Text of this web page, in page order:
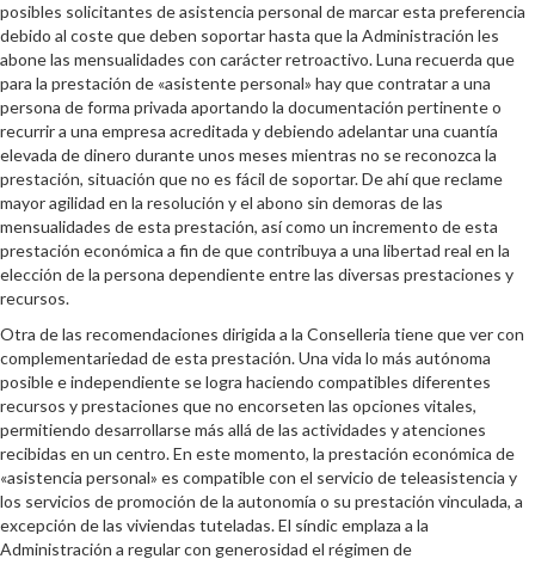
posibles solicitantes de asistencia personal de marcar esta preferencia
debido al coste que deben soportar hasta que la Administración les
abone las mensualidades con carácter retroactivo. Luna recuerda que
para la prestación de «asistente personal» hay que contratar a una
persona de forma privada aportando la documentación pertinente o
recurrir a una empresa acreditada y debiendo adelantar una cuantía
elevada de dinero durante unos meses mientras no se reconozca la
prestación, situación que no es fácil de soportar. De ahí que reclame
mayor agilidad en la resolución y el abono sin demoras de las
mensualidades de esta prestación, así como un incremento de esta
prestación económica a fin de que contribuya a una libertad real en la
elección de la persona dependiente entre las diversas prestaciones y
recursos.
Otra de las recomendaciones dirigida a la Conselleria tiene que ver con
complementariedad de esta prestación. Una vida lo más autónoma
posible e independiente se logra haciendo compatibles diferentes
recursos y prestaciones que no encorseten las opciones vitales,
permitiendo desarrollarse más allá de las actividades y atenciones
recibidas en un centro. En este momento, la prestación económica de
«asistencia personal» es compatible con el servicio de teleasistencia y
los servicios de promoción de la autonomía o su prestación vinculada, a
excepción de las viviendas tuteladas. El síndic emplaza a la
Administración a regular con generosidad el régimen de